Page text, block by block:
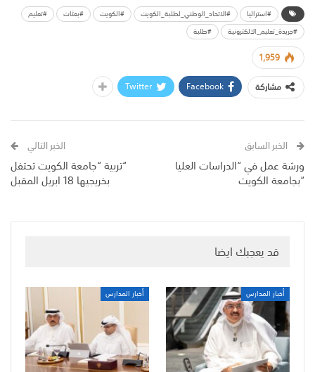
#استراليا #الاتحاد_الوطني_لطلبة_الكويت #الكويت #بعثات
#تعليم
#جريدة_تعليم_الالكترونية
#طلبة
1,959
مشاركة
Facebook
Twitter
الخبر السابق
ورشة عمل في “الدراسات العليا
“بجامعة الكويت
الخبر التالي
“تربية “جامعة الكويت تحتفل
بخريجيها 18 ابريل المقبل
قد يعجبك ايضا
أخبار المدارس أخبار المدارس